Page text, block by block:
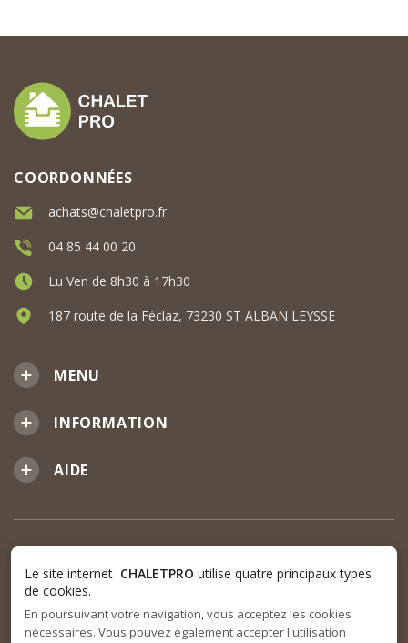
MENU
INFORMATION
AIDE
COORDONNÉES
achats@chaletpro.fr
04 85 44 00 20
Lu Ven de 8h30 à 17h30
187 route de la Féclaz, 73230 ST ALBAN LEYSSE
Le site internet CHALETPRO utilise quatre principaux types
de cookies.
En poursuivant votre navigation, vous acceptez les cookies
nécessaires. Vous pouvez également accepter l'utilisation